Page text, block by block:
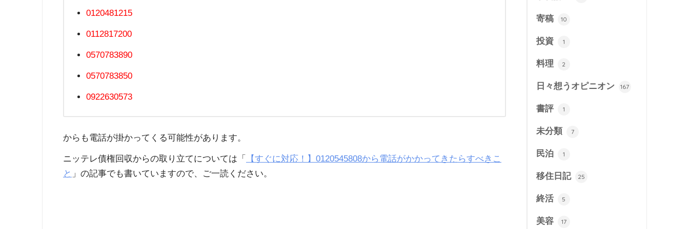
0120481215
0112817200
0570783890
0570783850
0922630573
からも電話が掛かってくる可能性があります。
ニッテレ債権回収からの取り立てについては「
【すぐに対応！】0120545808から電話がかかってきたらすべきこ
と 」の記事でも書いていますので、ご一読ください。
寄稿 10
投資 1
料理 2
日々想うオピニオン 167
書評 1
未分類 7
民泊 1
移住日記 25
終活 5
美容 17